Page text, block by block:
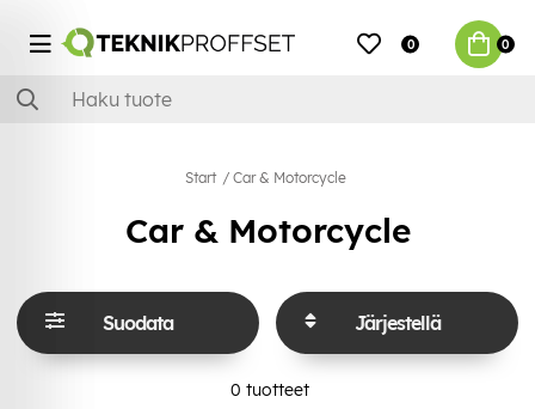
0 0
Start Car & Motorcycle
Car & Motorcycle
Suodata Järjestellä
0 tuotteet